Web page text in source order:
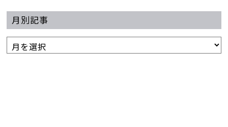
月別記事